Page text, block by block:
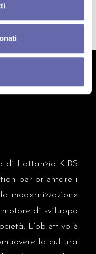
di Lattanzio KIBS
per orientare i
modernizzazione
di sviluppo
L’obiettivo è
la cultura